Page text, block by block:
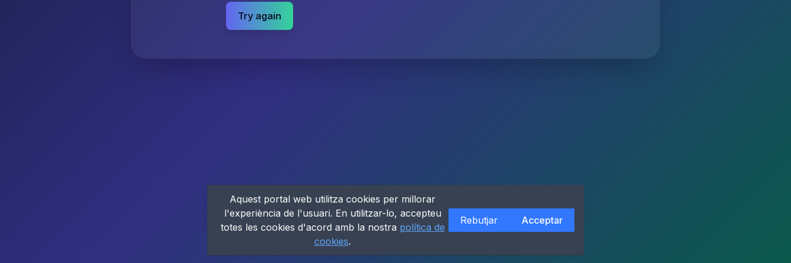
Try again
Aquest portal web utilitza cookies per millorar
l'experiència de l'usuari. En utilitzar-lo, accepteu
totes les cookies d'acord amb la nostra política de
cookies.
Rebutjar Acceptar